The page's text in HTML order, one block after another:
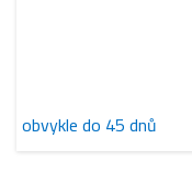
obvykle do 45 dnů